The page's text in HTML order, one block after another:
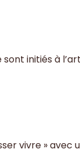
initiés à
vivre »